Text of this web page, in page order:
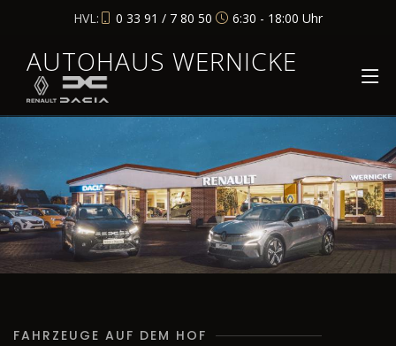
HVL: 0 33 91 / 7 80 50 6:30 - 18:00 Uhr
AUTOHAUS WERNICKE
FAHRZEUGE AUF DEM HOF